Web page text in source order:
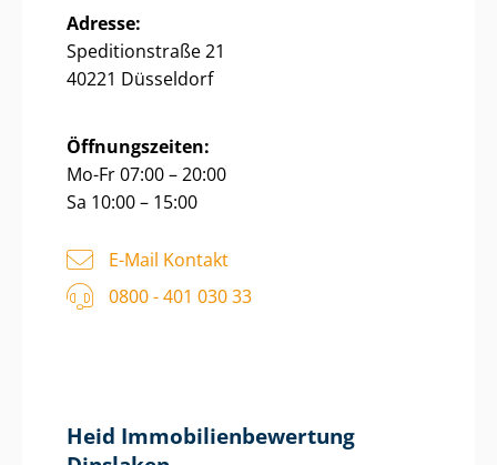
Adresse:
Speditionstraße 21
40221 Düsseldorf
Öffnungszeiten:
Mo-Fr 07:00 – 20:00
Sa 10:00 – 15:00
E-Mail Kontakt
0800 - 401 030 33
Heid Im­mo­bi­li­en­be­wer­tung